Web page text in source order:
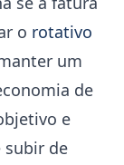
o rotativo
um
de
e
subir de